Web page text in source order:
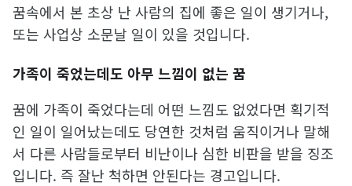
꿈속에서 본 초상 난 사람의 집에 좋은 일이 생기거나,
또는 사업상 소문날 일이 있을 것입니다.
가족이 죽었는데도 아무 느낌이 없는 꿈
꿈에 가족이 죽었다는데 어떤 느낌도 없었다면 획기적
인 일이 일어났는데도 당연한 것처럼 움직이거나 말해
서 다른 사람들로부터 비난이나 심한 비판을 받을 징조
입니다. 즉 잘난 척하면 안된다는 경고입니다.